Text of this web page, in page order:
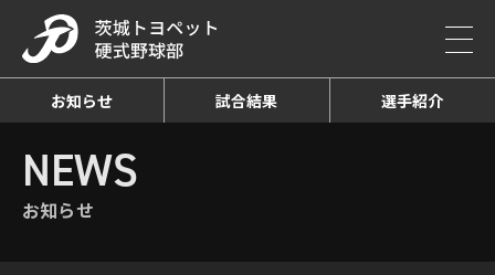
お知らせ 試合結果 選手紹介
HOME お知らせ詳細
NEWS
お知らせ